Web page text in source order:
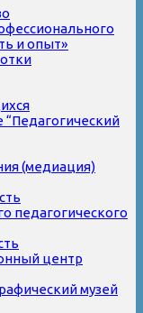
и опыт»
(медиация)
педагогического
центр
музей